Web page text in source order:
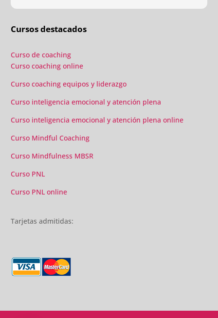
estructura (para mí fundamental) del material visual y
añadido con multitud de formaciones, seminarios y
gran liderazgo de Beatriz Ricondo!!!
Cursos destacados
Curso de coaching
Curso coaching online
Curso coaching equipos y liderazgo
Curso inteligencia emocional y atención plena
Curso inteligencia emocional y atención plena online
Curso Mindful Coaching
Curso Mindfulness MBSR
Curso PNL
Curso PNL online
Tarjetas admitidas: